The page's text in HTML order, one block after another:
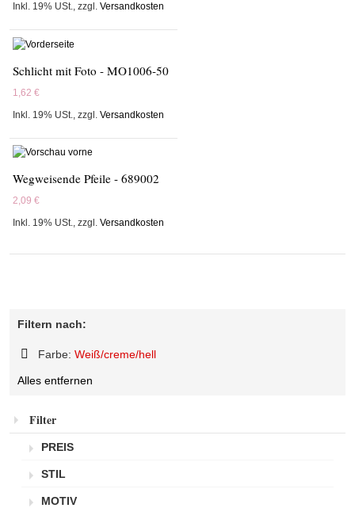
Inkl. 19% USt.,zzgl.Versandkosten
Schlicht mit Foto - MO1006-50
1,62 €
Inkl. 19% USt.
,zzgl.Versandkosten
Wegweisende Pfeile - 689002
2,09 €
Inkl. 19% USt.,zzgl.Versandkosten
Filtern nach:
Farbe: Weiß/creme/hell
Artikel
Alles entfernen
Filter
PREIS
STIL
MOTIV